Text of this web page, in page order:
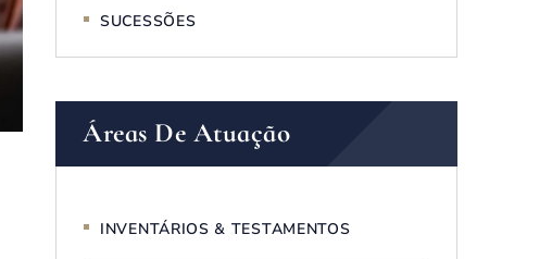
SUCESSÕES
Áreas De Atuação
INVENTÁRIOS & TESTAMENTOS